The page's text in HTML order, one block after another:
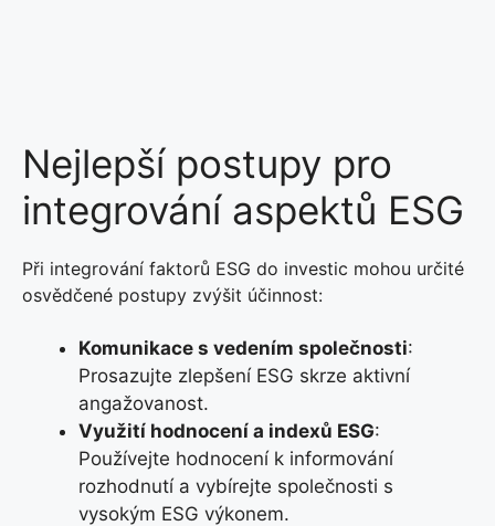
Nejlepší postupy pro
integrování aspektů ESG
Při integrování faktorů ESG do investic mohou určité
osvědčené postupy zvýšit účinnost:
Komunikace s vedením společnosti:
Prosazujte zlepšení ESG skrze aktivní
angažovanost.
Využití hodnocení a indexů ESG:
Používejte hodnocení k informování
rozhodnutí a vybírejte společnosti s
vysokým ESG výkonem.